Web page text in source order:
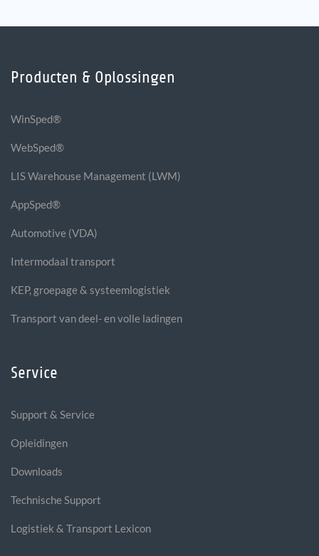
Producten & Oplossingen
WinSped®
WebSped®
LIS Warehouse Management (LWM)
AppSped®
Automotive (VDA)
Intermodaal transport
KEP, groepage & systeemlogistiek
Transport van deel- en volle ladingen
Service
Support & Service
Opleidingen
Downloads
Technische Support
Logistiek & Transport Lexicon